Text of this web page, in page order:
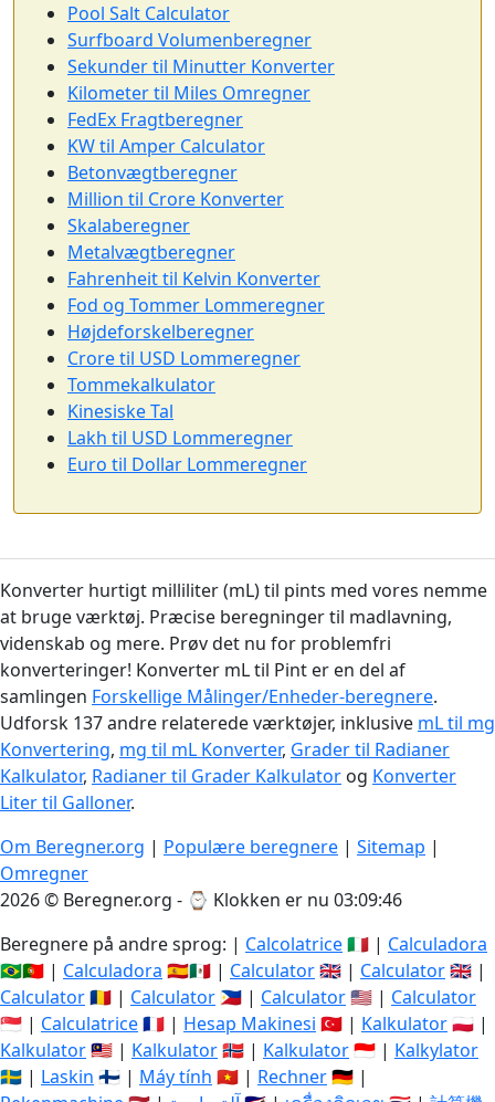
Pool Salt Calculator
Surfboard Volumenberegner
Sekunder til Minutter Konverter
Kilometer til Miles Omregner
FedEx Fragtberegner
KW til Amper Calculator
Betonvægtberegner
Million til Crore Konverter
Skalaberegner
Metalvægtberegner
Fahrenheit til Kelvin Konverter
Fod og Tommer Lommeregner
Højdeforskelberegner
Crore til USD Lommeregner
Tommekalkulator
Kinesiske Tal
Lakh til USD Lommeregner
Euro til Dollar Lommeregner
Konverter hurtigt milliliter (mL) til pints med vores nemme
at bruge værktøj. Præcise beregninger til madlavning,
videnskab og mere. Prøv det nu for problemfri
konverteringer! Konverter mL til Pint er en del af
samlingen Forskellige Målinger/Enheder-beregnere.
Udforsk 137 andre relaterede værktøjer, inklusive mL til mg
Konvertering, mg til mL Konverter, Grader til Radianer
Kalkulator, Radianer til Grader Kalkulator og Konverter
Liter til Galloner.
Om Beregner.org | Populære beregnere | Sitemap |
Omregner
2026 © Beregner.org - ⌚ Klokken er nu 03:09:47
Beregnere på andre sprog: | Calcolatrice🇮🇹 | Calculadora
🇧🇷🇵🇹 | Calculadora 🇪🇸🇲🇽 | Calculator🇬🇧 | Calculator🇬🇧 |
Calculator🇷🇴 | Calculator 🇵🇭 | Calculator🇺🇸 | Calculator
🇸🇬 | Calculatrice🇫🇷 | Hesap Makinesi 🇹🇷 | Kalkulator🇵🇱 |
Kalkulator🇲🇾 | Kalkulator🇳🇴 | Kalkulator🇮🇩 | Kalkylator
🇸🇪 | Laskin 🇫🇮 | Máy tính 🇻🇳 | Rechner🇩🇪 |